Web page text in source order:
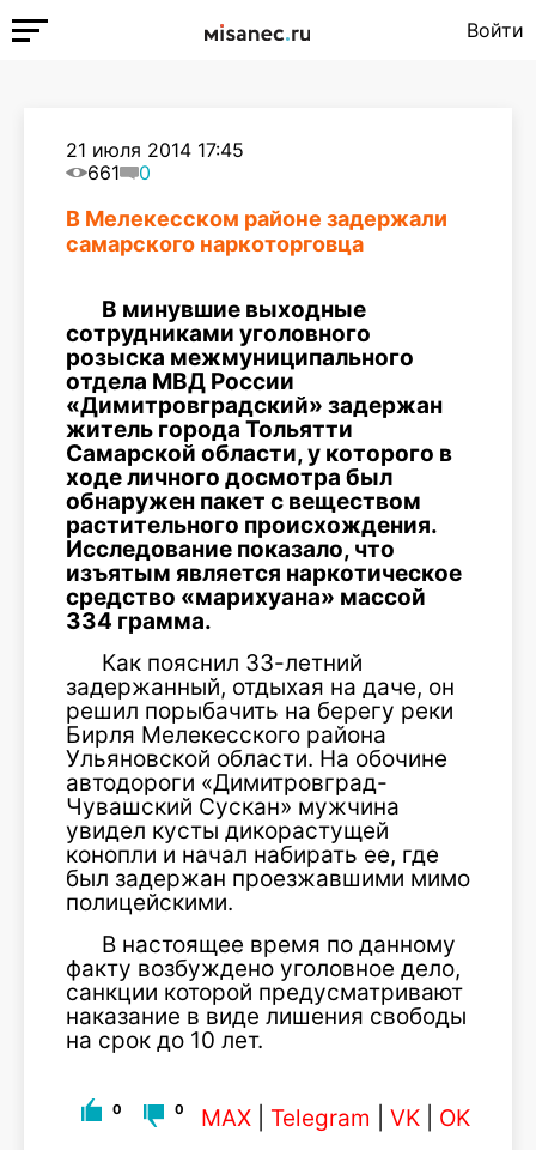
Войти
21 июля 2014 17:45
661
0
В Мелекесском районе задержали
самарского наркоторговца
В минувшие выходные
сотрудниками уголовного
розыска межмуниципального
отдела МВД России
«Димитровградский» задержан
житель города Тольятти
Самарской области, у которого в
ходе личного досмотра был
обнаружен пакет с веществом
растительного происхождения.
Исследование показало, что
изъятым является наркотическое
средство «марихуана» массой
334 грамма.
Как пояснил 33-летний
задержанный, отдыхая на даче, он
решил порыбачить на берегу реки
Бирля Мелекесского района
Ульяновской области. На обочине
автодороги «Димитровград-
Чувашский Сускан» мужчина
увидел кусты дикорастущей
конопли и начал набирать ее, где
был задержан проезжавшими мимо
полицейскими.
В настоящее время по данному
факту возбуждено уголовное дело,
санкции которой предусматривают
наказание в виде лишения свободы
на срок до 10 лет.
0 0 MAX Telegram VK OK